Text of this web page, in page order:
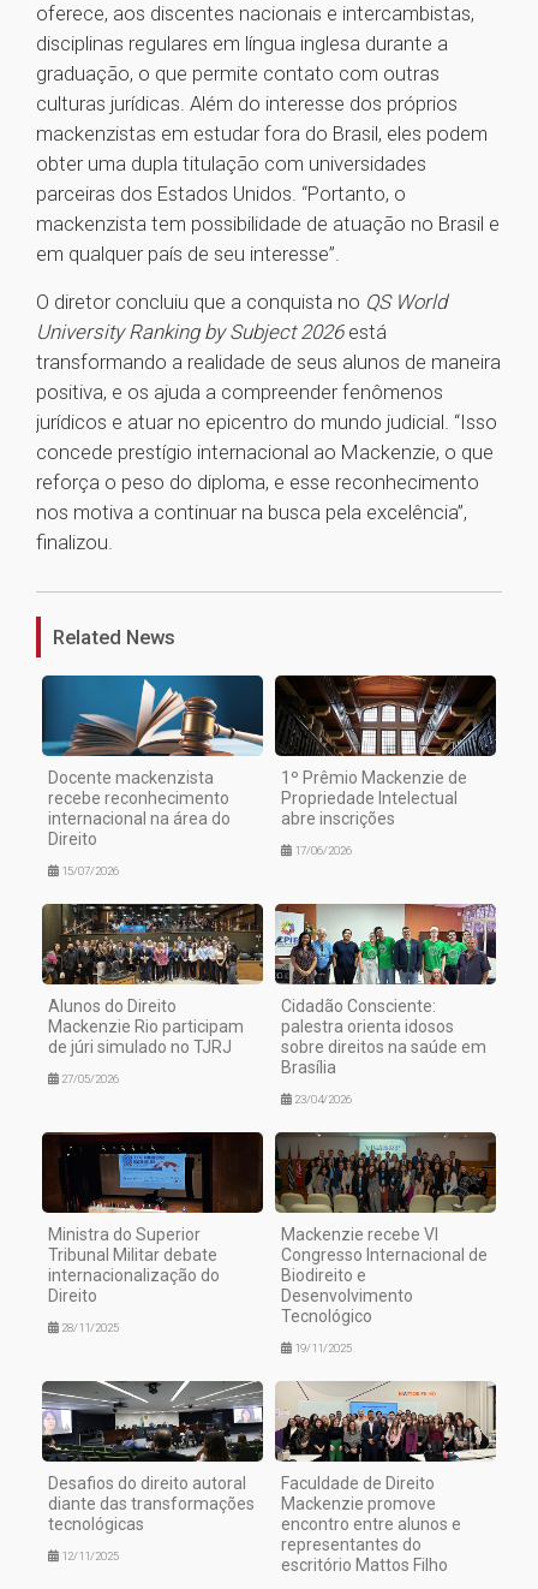
oferece, aos discentes nacionais e intercambistas,
disciplinas regulares em língua inglesa durante a
graduação, o que permite contato com outras
culturas jurídicas. Além do interesse dos próprios
mackenzistas em estudar fora do Brasil, eles podem
obter uma dupla titulação com universidades
parceiras dos Estados Unidos. “Portanto, o
mackenzista tem possibilidade de atuação no Brasil e
em qualquer país de seu interesse”.
O diretor concluiu que a conquista no QS World
University Ranking by Subject 2026 está
transformando a realidade de seus alunos de maneira
positiva, e os ajuda a compreender fenômenos
jurídicos e atuar no epicentro do mundo judicial. “Isso
concede prestígio internacional ao Mackenzie, o que
reforça o peso do diploma, e esse reconhecimento
nos motiva a continuar na busca pela excelência”,
finalizou.
Related News
Docente mackenzista
recebe reconhecimento
internacional na área do
Direito
15/07/2026
1º Prêmio Mackenzie de
Propriedade Intelectual
abre inscrições
17/06/2026
Alunos do Direito
Mackenzie Rio participam
de júri simulado no TJRJ
27/05/2026
Cidadão Consciente:
palestra orienta idosos
sobre direitos na saúde em
Brasília
23/04/2026
Ministra do Superior
Tribunal Militar debate
internacionalização do
Direito
28/11/2025
Mackenzie recebe VI
Congresso Internacional de
Biodireito e
Desenvolvimento
Tecnológico
19/11/2025
Desafios do direito autoral
diante das transformações
tecnológicas
12/11/2025
Faculdade de Direito
Mackenzie promove
encontro entre alunos e
representantes do
escritório Mattos Filho